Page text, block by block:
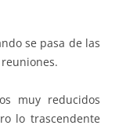
se pasa de las
muy reducidos
lo trascendente